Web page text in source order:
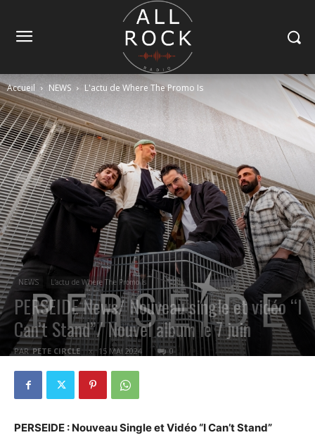
Accueil NEWS L'actu de Where The Promo Is
NEWS L'actu de Where The Promo Is
PERSEIDE News/ Nouveau single et vidéo “I
Can’t Stand”/ Nouvel album le 7 juin
PAR PETE CIRCLE 15 MAI 2024 0
PERSEIDE : Nouveau Single et Vidéo “I Can’t Stand”